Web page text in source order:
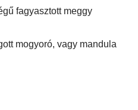
fagyasztott meggy
mogyoró, vagy mandula